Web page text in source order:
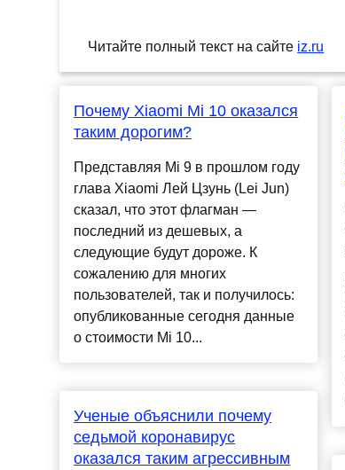
Читайте полный текст на сайте iz.ru
Почему Xiaomi Mi 10 оказался
таким дорогим?
Представляя Mi 9 в прошлом году
глава Xiaomi Лей Цзунь (Lei Jun)
сказал, что этот флагман —
последний из дешевых, а
следующие будут дороже. К
сожалению для многих
пользователей, так и получилось:
опубликованные сегодня данные
о стоимости Mi 10...
Ученые объяснили почему
седьмой коронавирус
оказался таким агрессивным